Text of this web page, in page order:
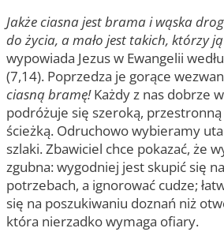
Jakże ciasna jest brama i wąska
do życia, a mało jest takich, którzy
wypowiada Jezus w Ewangelii
(7,14). Poprzedza je gorące
ciasną bramę!Każdy z nas dobrze
podróżuje się szeroką,
ścieżką. Odruchowo wybieramy
szlaki. Zbawiciel chce pokazać, że
zgubna: wygodniej jest skupić się
potrzebach, a ignorować cudze;
się na poszukiwaniu doznań niż
która nierzadko wymaga ofiary.